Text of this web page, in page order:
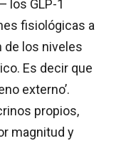
los GLP-1
fisiológicas a
de los niveles
Es decir que
externo’.
propios,
magnitud y